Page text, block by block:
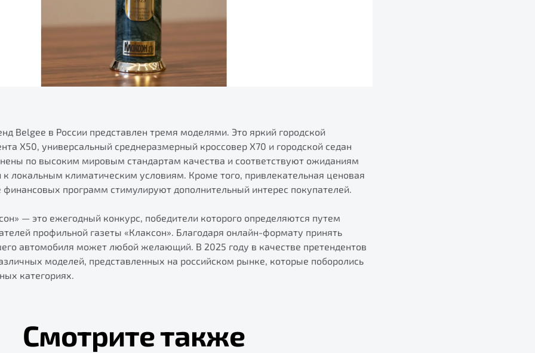
Belgee в России представлен тремя моделями. Это яркий городской
X50, универсальный среднеразмерный кроссовер X70 и городской седан
по высоким мировым стандартам качества и соответствуют ожиданиям
к локальным климатическим условиям. Кроме того, привлекательная ценовая
финансовых программ стимулируют дополнительный интерес покупателей.
— это ежегодный конкурс, победители которого определяются путем
профильной газеты «Клаксон». Благодаря онлайн-формату принять
автомобиля может любой желающий. В 2025 году в качестве претендентов
моделей, представленных на российском рынке, которые поборолись
категориях.
Смотрите также